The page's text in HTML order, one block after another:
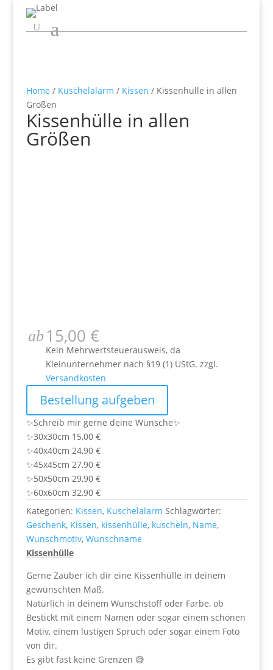
Home / Kuschelalarm / Kissen / Kissenhülle in allen
Größen
Kissenhülle in allen
Größen
ab 15,00 €
Kein Mehrwertsteuerausweis, da
Kleinunternehmer nach §19 (1) UStG. zzgl.
Versandkosten
Bestellung aufgeben
✨Schreib mir gerne deine Wünsche✨
✨30x30cm 15,00 €
✨40x40cm 24,90 €
✨45x45cm 27,90 €
✨50x50cm 29,90 €
✨60x60cm 32,90 €
Kategorien: Kissen, Kuschelalarm Schlagwörter:
Geschenk, Kissen, kissenhülle, kuscheln, Name,
Wunschmotiv, Wunschname
Kissenhülle
Gerne Zauber ich dir eine Kissenhülle in deinem
gewünschten Maß.
Natürlich in deinem Wunschstoff oder Farbe, ob
Bestickt mit einem Namen oder sogar einem schönen
Motiv, einem lustigen Spruch oder sogar einem Foto
von dir.
Es gibt fast keine Grenzen 😅